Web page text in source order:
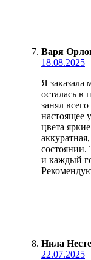
Варя
18.08.2025
Я заказала
осталась в
занял
настоящее
цвета
состоянии.
и каждый
Нила
22.07.2025